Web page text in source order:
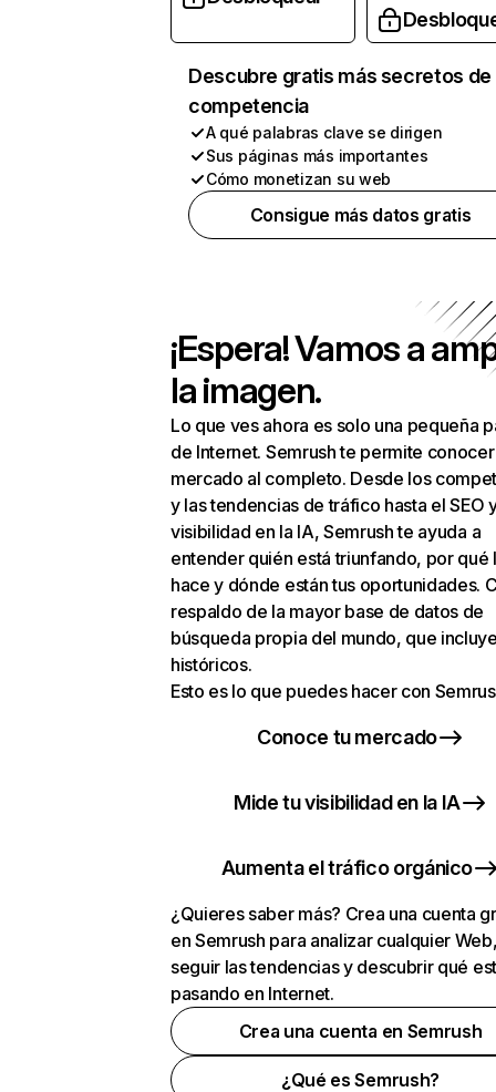
Descubre gratis más secretos de
competencia
A qué palabras clave se dirigen
Sus páginas más importantes
Cómo monetizan su web
Consigue más datos gratis
¡Espera! Vamos a
la imagen.
Lo que ves ahora es solo una pequeña
de Internet. Semrush te permite
mercado al completo. Desde los
y las tendencias de tráfico hasta el SEO
visibilidad en la IA, Semrush te ayuda a
entender quién está triunfando, por qué
hace y dónde están tus oportunidades.
respaldo de la mayor base de datos de
búsqueda propia del mundo, que
históricos.
Esto es lo que puedes hacer con
Conoce tu mercado
Mide tu visibilidad en la IA
Aumenta el tráfico orgánico
¿Quieres saber más? Crea una cuenta
en Semrush para analizar cualquier
seguir las tendencias y descubrir qué
pasando en Internet.
Crea una cuenta en Semrush
¿Qué es Semrush?